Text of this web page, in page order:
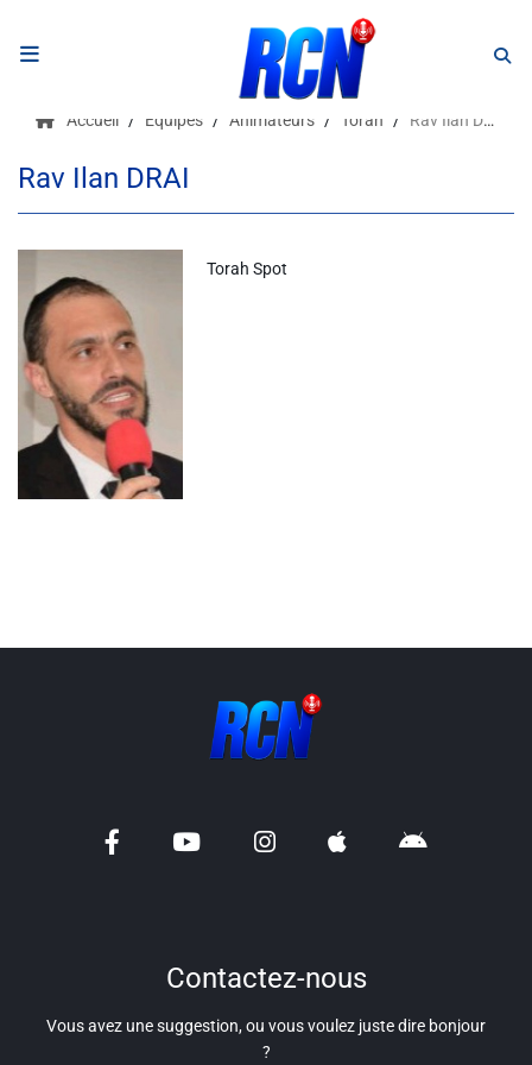
RADIO
Podcasts
Programmes
Faire un don
Evènements
Météo Nice
MEDIAS
Ecrire à RCN
Accueil Equipes Animateurs Torah Rav Ilan DRAI
Rav Ilan DRAI
Torah Spot
Contactez-nous
Vous avez une suggestion, ou vous voulez juste dire bonjour
?